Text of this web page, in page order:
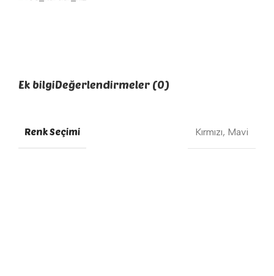
Ek bilgiDeğerlendirmeler (0)
Renk Seçimi Kırmızı, Mavi